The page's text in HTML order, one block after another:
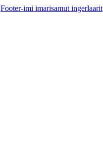
Footer-imi imarisamut ingerlaarit